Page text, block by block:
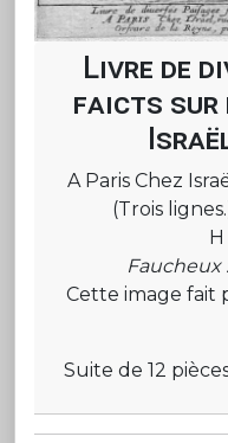
Livre de
faicts sur
A Paris Chez
(Trois
H
Faucheux
Cette image fait
Suite de 12